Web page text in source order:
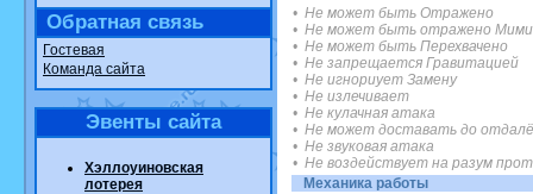
Обратная связь
Гостевая
Команда сайта
Эвенты сайта
Хэллоуиновская
лотерея
• Не может быть Отражено
• Не может быть отражено
• Не может быть Перехвачено
• Не запрещается Гравитацией
• Не игнориует Замену
• Не излечивает
• Не кулачная атака
• Не может доставать до
• Не звуковая атака
• Не воздействует на разум
Механика работы